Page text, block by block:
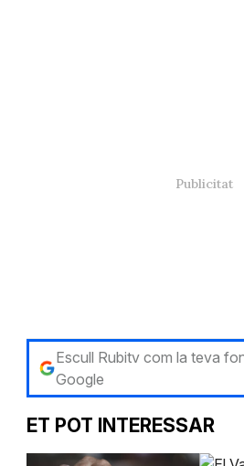
Escull Rubitv com la teva
Google
ET POT INTERESSAR